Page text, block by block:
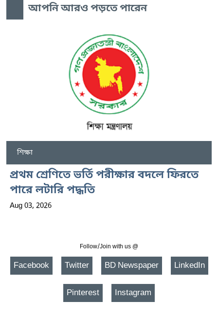
আপনি আরও পড়তে পারেন
শিক্ষা
প্রথম শ্রেণিতে ভর্তি পরীক্ষার বদলে ফিরতে
পারে লটারি পদ্ধতি
Aug 03, 2026
Follow/Join with us @
Facebook Twitter BD Newspaper LinkedIn
Pinterest Instagram